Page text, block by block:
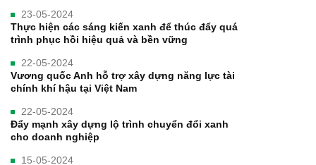
23-05-2024
Thực hiện các sáng kiến xanh để thúc đẩy quá
trình phục hồi hiệu quả và bền vững
22-05-2024
Vương quốc Anh hỗ trợ xây dựng năng lực tài
chính khí hậu tại Việt Nam
22-05-2024
Đẩy mạnh xây dựng lộ trình chuyển đổi xanh
cho doanh nghiệp
15-05-2024